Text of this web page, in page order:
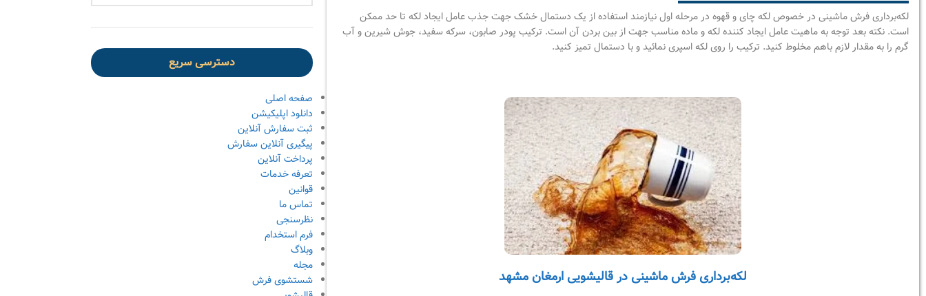
لکه‌برداری فرش ماشینی در خصوص لکه چای و قهوه در مرحله اول نیازمند استفاده از یک دستمال خشک جهت جذب عامل ایجاد لکه تا حد ممکن
است. نکته بعد توجه به ماهیت عامل ایجاد کننده لکه و ماده مناسب جهت از بین بردن آن است. ترکیب پودر صابون، سرکه سفید، جوش شیرین و آب
گرم را به مقدار لازم باهم مخلوط کنید. ترکیب را روی لکه اسپری نمائید و با دستمال تمیز کنید.
لکه‌برداری فرش ماشینی در قالیشویی ارمغان مشهد
دسترسی سریع
صفحه اصلی
دانلود اپلیکیشن
ثبت سفارش آنلاین
پیگیری آنلاین سفارش
پرداخت آنلاین
تعرفه خدمات
قوانین
تماس ما
نظرسنجی
فرم استخدام
وبلاگ
مجله
شستشوی فرش